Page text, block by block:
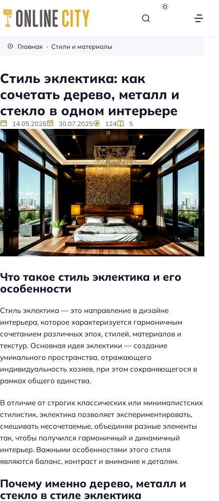
л
ь
а
к
а
ж
д
е
н
ь
Главная Стили и материалы
Стиль эклектика: как
сочетать дерево, металл и
стекло в одном интерьере
14.05.2026 30.07.2025 124 5
Что такое стиль эклектика и его
особенности
Стиль эклектика — это направление в дизайне
интерьера, которое характеризуется гармоничным
сочетанием различных эпох, стилей, материалов и
текстур. Основная идея эклектики — создание
уникального пространства, отражающего
индивидуальность хозяев, при этом сохраняющегося в
рамках общего единства.
В отличие от строгих классических или минималистских
стилистик, эклектика позволяет экспериментировать,
смешивать несочетаемые, объединяя разные элементы
так, чтобы получился гармоничный и динамичный
интерьер. Важными особенностями этого стиля
являются баланс, контраст и внимание к деталям.
Почему именно дерево, металл и
стекло в стиле эклектика